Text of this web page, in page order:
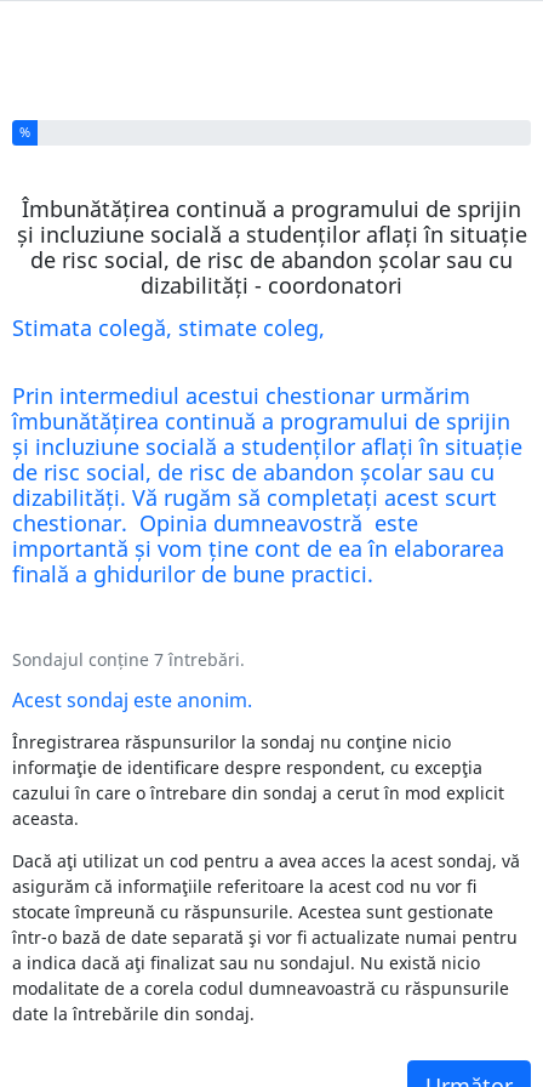
Ați completat % din acest chestionar
%
Îmbunătățirea continuă a programului de sprijin
și incluziune socială a studenților aflați în situație
de risc social, de risc de abandon școlar sau cu
dizabilități - coordonatori
Stimata colegă, stimate coleg,
Prin intermediul acestui chestionar urmărim
îmbunătățirea continuă a programului de sprijin
și incluziune socială a studenților aflați în situație
de risc social, de risc de abandon școlar sau cu
dizabilități. Vă rugăm să completați acest scurt
chestionar. Opinia dumneavostră este
importantă și vom ține cont de ea în elaborarea
finală a ghidurilor de bune practici.
Sondajul conține 7 întrebări.
Acest sondaj este anonim.
Înregistrarea răspunsurilor la sondaj nu conţine nicio
informaţie de identificare despre respondent, cu excepţia
cazului în care o întrebare din sondaj a cerut în mod explicit
aceasta.
Dacă aţi utilizat un cod pentru a avea acces la acest sondaj, vă
asigurăm că informaţiile referitoare la acest cod nu vor fi
stocate împreună cu răspunsurile. Acestea sunt gestionate
într-o bază de date separată şi vor fi actualizate numai pentru
a indica dacă aţi finalizat sau nu sondajul. Nu există nicio
modalitate de a corela codul dumneavoastră cu răspunsurile
date la întrebările din sondaj.